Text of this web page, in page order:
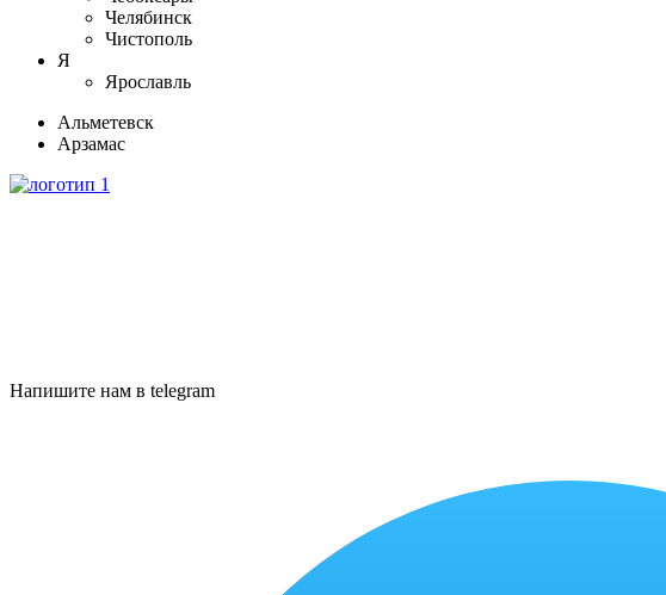
Челябинск
Чистополь
Я
Ярославль
Альметевск
Арзамас
Напишите нам в telegram